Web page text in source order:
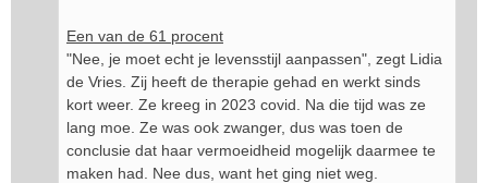
Een van de 61 procent
"Nee, je moet echt je levensstijl aanpassen", zegt Lidia
de Vries. Zij heeft de therapie gehad en werkt sinds
kort weer. Ze kreeg in 2023 covid. Na die tijd was ze
lang moe. Ze was ook zwanger, dus was toen de
conclusie dat haar vermoeidheid mogelijk daarmee te
maken had. Nee dus, want het ging niet weg.